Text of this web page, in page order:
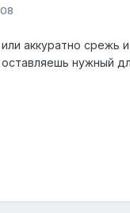
аккуратно срежь
нужный